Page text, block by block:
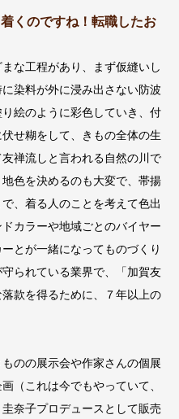
くのですね！転職したお
な工程があり、まず仮縫いし
染料が外に浸み出さない防波
絵のように彩色していき、付
せ糊をして、きもの全体の生
禅流しと言われる自然の川で
色を決めるのも大変で、帯揚
、着る人のことを考えて色出
カラーや地域ごとのバイヤー
とが一緒になってものづくり
られている業界で、「加賀友
款を得るために、７年以上の
のの展示会や作家さんの個展
（これは今でもやっていて、
奈子プロデュースとして販売